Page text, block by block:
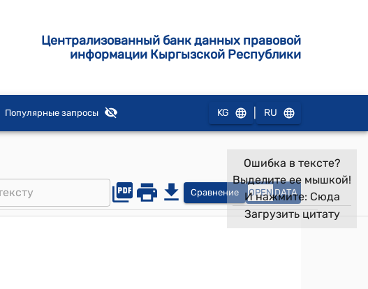
Централизованный банк данных правовой
информации Кыргызской Республики
Популярные запросы KG RU
Сравнение OPEN DATA
Ошибка в тексте?
Выделите ее мышкой!
И нажмите: Сюда
Загрузить цитату